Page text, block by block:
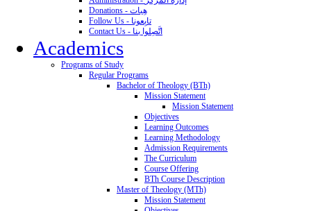
Donations - هِبات
Follow Us - تابِعونا
Contact Us - اتَّصِلوا بنا
Academics
Programs of Study
Regular Programs
Bachelor of Theology (BTh)
Mission Statement
Mission Statement
Objectives
Learning Outcomes
Learning Methodology
Admission Requirements
The Curriculum
Course Offering
BTh Course Description
Master of Theology (MTh)
Mission Statement